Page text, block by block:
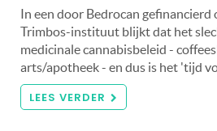
In een door Bedrocan gefinancierd
Trimbos-instituut blijkt dat het
medicinale cannabisbeleid -
arts/apotheek - en dus is het 'tijd
LEES VERDER